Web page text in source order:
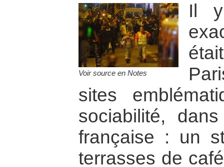
Voir source en Notes
Il
sites
sociabilité,
française : un
terrasses de